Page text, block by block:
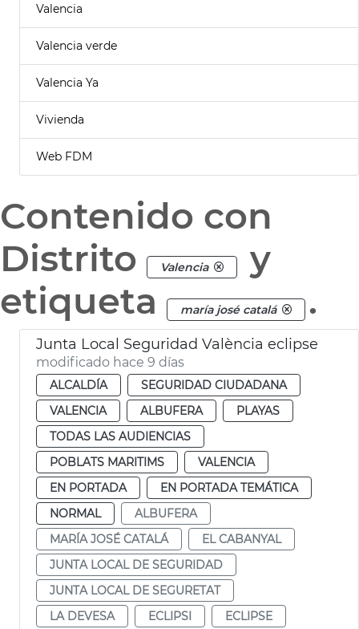
Valencia
Valencia verde
Valencia Ya
Vivienda
Web FDM
Contenido con
Distrito
Valencia
y
etiqueta
maría josé catalá .
Junta Local Seguridad València eclipse
modificado hace 9 días
ALCALDÍA
SEGURIDAD CIUDADANA
VALENCIA
ALBUFERA
PLAYAS
TODAS LAS AUDIENCIAS
POBLATS MARITIMS
VALENCIA
EN PORTADA
EN PORTADA TEMÁTICA
NORMAL
ALBUFERA
MARÍA JOSÉ CATALÁ
EL CABANYAL
JUNTA LOCAL DE SEGURIDAD
JUNTA LOCAL DE SEGURETAT
LA DEVESA
ECLIPSI ECLIPSE